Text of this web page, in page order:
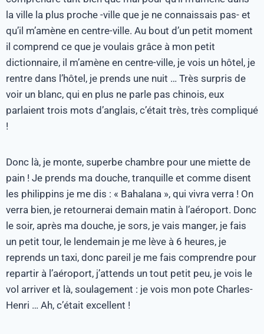
la ville la plus proche -ville que je ne connaissais pas- et
qu’il m’amène en centre-ville. Au bout d’un petit moment
il comprend ce que je voulais grâce à mon petit
dictionnaire, il m’amène en centre-ville, je vois un hôtel, je
rentre dans l’hôtel, je prends une nuit … Très surpris de
voir un blanc, qui en plus ne parle pas chinois, eux
parlaient trois mots d’anglais, c’était très, très compliqué
!
Donc là, je monte, superbe chambre pour une miette de
pain ! Je prends ma douche, tranquille et comme disent
les philippins je me dis : « Bahalana », qui vivra verra ! On
verra bien, je retournerai demain matin à l’aéroport. Donc
le soir, après ma douche, je sors, je vais manger, je fais
un petit tour, le lendemain je me lève à 6 heures, je
reprends un taxi, donc pareil je me fais comprendre pour
repartir à l’aéroport, j’attends un tout petit peu, je vois le
vol arriver et là, soulagement : je vois mon pote Charles-
Henri … Ah, c’était excellent !